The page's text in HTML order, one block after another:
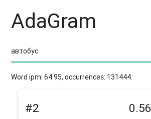
AdaGram
Word ipm: 64.95, occurrences: 131444.
#2 0.56